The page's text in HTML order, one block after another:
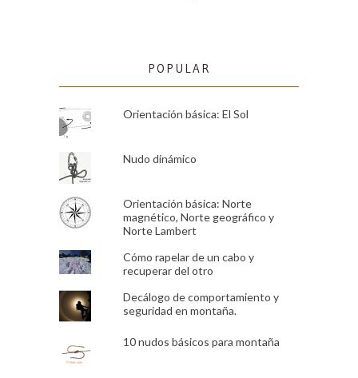
POPULAR
Orientación básica: El Sol
Nudo dinámico
Orientación básica: Norte
magnético, Norte geográfico y
Norte Lambert
Cómo rapelar de un cabo y
recuperar del otro
Decálogo de comportamiento y
seguridad en montaña.
10 nudos básicos para montaña